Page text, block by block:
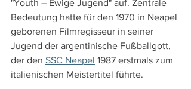
"Youth – Ewige Jugend" auf. Zentrale
Bedeutung hatte für den 1970 in Neapel
geborenen Filmregisseur in seiner
Jugend der argentinische Fußballgott,
der den SSC Neapel 1987 erstmals zum
italienischen Meistertitel führte.